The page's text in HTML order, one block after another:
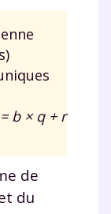
= b × q + r
de
du
?